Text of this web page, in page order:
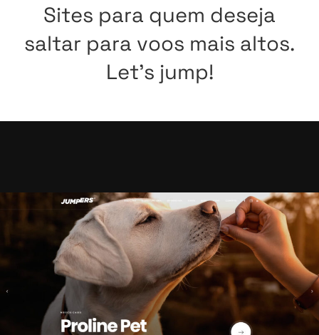
Sites para quem deseja
saltar para voos mais altos.
Let’s jump!